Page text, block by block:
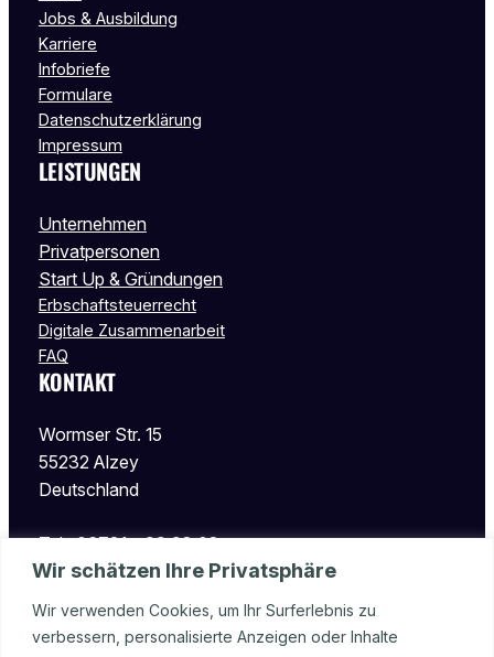
Wir schätzen Ihre Privatsphäre
Wir verwenden Cookies, um Ihr Surferlebnis zu
verbessern, personalisierte Anzeigen oder Inhalte
Jobs & Ausbildung
Karriere
Infobriefe
Formulare
Datenschutzerklärung
Impressum
LEISTUNGEN
Unternehmen
Privatpersonen
Start Up & Gründungen
Erbschaftsteuerrecht
Digitale Zusammenarbeit
FAQ
KONTAKT
Wormser Str. 15
55232 Alzey
Deutschland
Tel.: 06731 – 99 98 08
Fax: 06731 – 99 98 09